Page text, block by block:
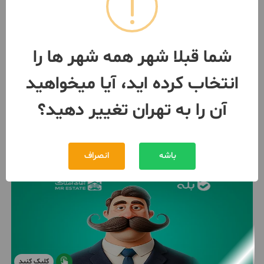
لوکیشن
تهران- هروی
بیش از 12 ماه پیش 099233***04
کلیک کنید
شما قبلا شهر همه شهر ها را
انتخاب کرده اید، آیا میخواهید
آن را به تهران تغییر دهید؟
باشه انصراف